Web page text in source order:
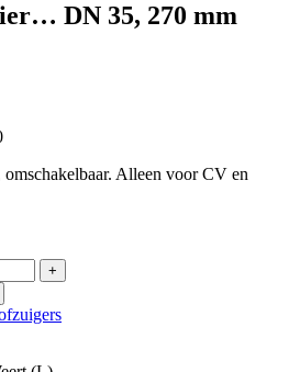
DN 35, 270 mm
Alleen voor CV en
+